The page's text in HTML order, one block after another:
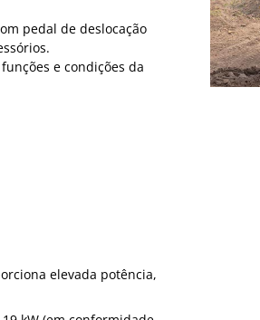
pedal de deslocação
e condições da
elevada potência,